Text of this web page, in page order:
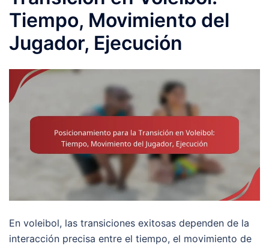
Tiempo, Movimiento del
Jugador, Ejecución
En voleibol, las transiciones exitosas dependen de la
interacción precisa entre el tiempo, el movimiento de